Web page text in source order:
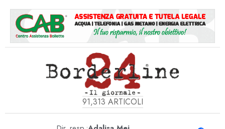
91,313 ARTICOLI